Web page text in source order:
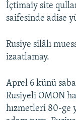
İçtimaiy site
saifesinde adise
Rusiye silâlı
izaatlamay.
Aprel 6 künü
Rusiyeli OMON
hızmetleri 80-ge